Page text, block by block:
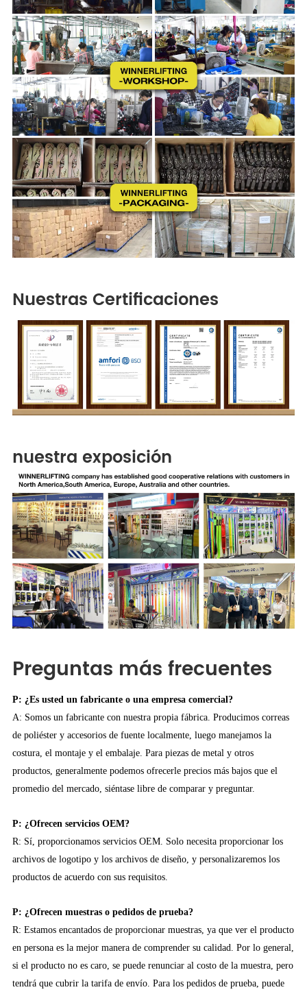
Nuestras Certificaciones
nuestra exposición
Preguntas más frecuentes
P: ¿Es usted un fabricante o una empresa comercial?
A: Somos un fabricante con nuestra propia fábrica. Producimos correas
de poliéster y accesorios de fuente localmente, luego manejamos la
costura, el montaje y el embalaje. Para piezas de metal y otros
productos, generalmente podemos ofrecerle precios más bajos que el
promedio del mercado, siéntase libre de comparar y preguntar.
P: ¿Ofrecen servicios OEM?
R: Sí, proporcionamos servicios OEM. Solo necesita proporcionar los
archivos de logotipo y los archivos de diseño, y personalizaremos los
productos de acuerdo con sus requisitos.
P: ¿Ofrecen muestras o pedidos de prueba?
R: Estamos encantados de proporcionar muestras, ya que ver el producto
en persona es la mejor manera de comprender su calidad. Por lo general,
si el producto no es caro, se puede renunciar al costo de la muestra, pero
tendrá que cubrir la tarifa de envío. Para los pedidos de prueba, puede